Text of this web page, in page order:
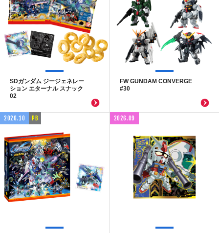
SDガンダム ジージェネレー
ション エターナル スナック
02
FW GUNDAM CONVERGE
#30
2026.10 PB 2026.09